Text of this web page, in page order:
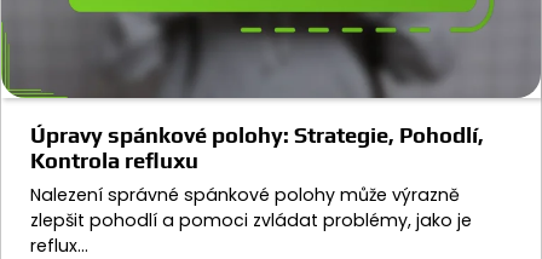
Úpravy spánkové polohy: Strategie, Pohodlí,
Kontrola refluxu
Nalezení správné spánkové polohy může výrazně
zlepšit pohodlí a pomoci zvládat problémy, jako je
reflux…